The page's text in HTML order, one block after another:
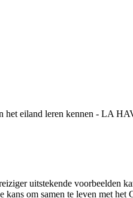
uitstekende voorbeelden kan
om samen te leven met het